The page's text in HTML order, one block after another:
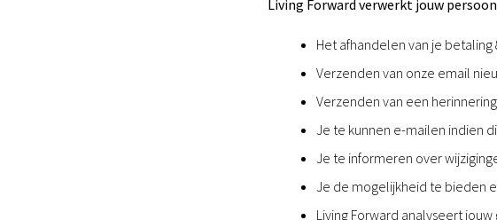
Living Forward verwerkt jouw
Het afhandelen van je betaling
Verzenden van onze email
Verzenden van een
Je te kunnen e-mailen indien
Je te informeren over
Je de mogelijkheid te bieden
Living Forward analyseert